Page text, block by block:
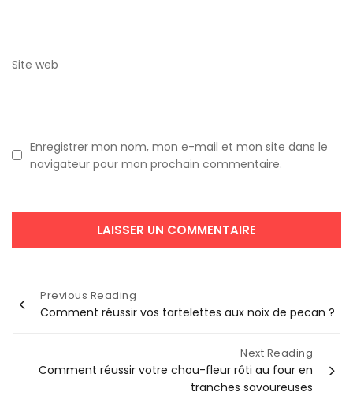
Site web
Enregistrer mon nom, mon e-mail et mon site dans le
navigateur pour mon prochain commentaire.
Navigation
Previous Reading
Comment réussir vos tartelettes aux noix de pecan ?
Next Reading
Comment réussir votre chou-fleur rôti au four en
tranches savoureuses